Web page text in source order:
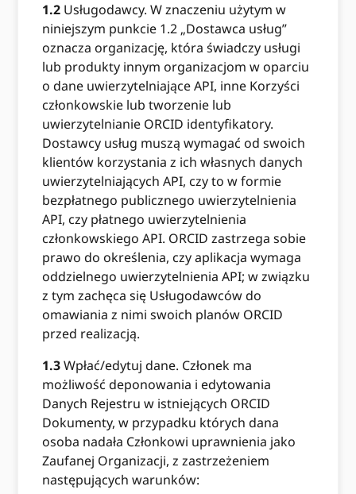
1.2 Usługodawcy. W znaczeniu użytym w
niniejszym punkcie 1.2 „Dostawca usług”
oznacza organizację, która świadczy usługi
lub produkty innym organizacjom w oparciu
o dane uwierzytelniające API, inne Korzyści
członkowskie lub tworzenie lub
uwierzytelnianie ORCID identyfikatory.
Dostawcy usług muszą wymagać od swoich
klientów korzystania z ich własnych danych
uwierzytelniających API, czy to w formie
bezpłatnego publicznego uwierzytelnienia
API, czy płatnego uwierzytelnienia
członkowskiego API. ORCID zastrzega sobie
prawo do określenia, czy aplikacja wymaga
oddzielnego uwierzytelnienia API; w związku
z tym zachęca się Usługodawców do
omawiania z nimi swoich planów ORCID
przed realizacją.
1.3Wpłać/edytuj dane. Członek ma
możliwość deponowania i edytowania
Danych Rejestru w istniejących ORCID
Dokumenty, w przypadku których dana
osoba nadała Członkowi uprawnienia jako
Zaufanej Organizacji, z zastrzeżeniem
następujących warunków: